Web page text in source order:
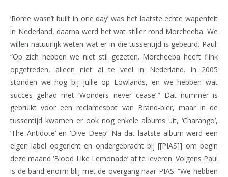
‘Rome wasn’t built in one day’ was het laatste echte wapenfeit
in Nederland, daarna werd het wat stiller rond Morcheeba. We
willen natuurlijk weten wat er in die tussentijd is gebeurd. Paul:
“Op zich hebben we niet stil gezeten. Morcheeba heeft flink
opgetreden, alleen niet al te veel in Nederland. In 2005
stonden we nog bij jullie op Lowlands, en we hebben wat
succes gehad met ‘Wonders never cease’.” Dat nummer is
gebruikt voor een reclamespot van Brand-bier, maar in de
tussentijd kwamen er ook nog enkele albums uit, ‘Charango’,
‘The Antidote’ en ‘Dive Deep’. Na dat laatste album werd een
eigen label opgericht en ondergebracht bij [[PIAS]] om begin
deze maand ‘Blood Like Lemonade’ af te leveren. Volgens Paul
is de band enorm blij met de overgang naar PIAS: “We hebben